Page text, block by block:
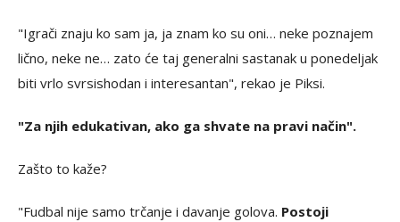
"Igrači znaju ko sam ja, ja znam ko su oni… neke poznajem
lično, neke ne… zato će taj generalni sastanak u ponedeljak
biti vrlo svrsishodan i interesantan", rekao je Piksi.
"Za njih edukativan, ako ga shvate na pravi način".
Zašto to kaže?
"Fudbal nije samo trčanje i davanje golova. Postoji